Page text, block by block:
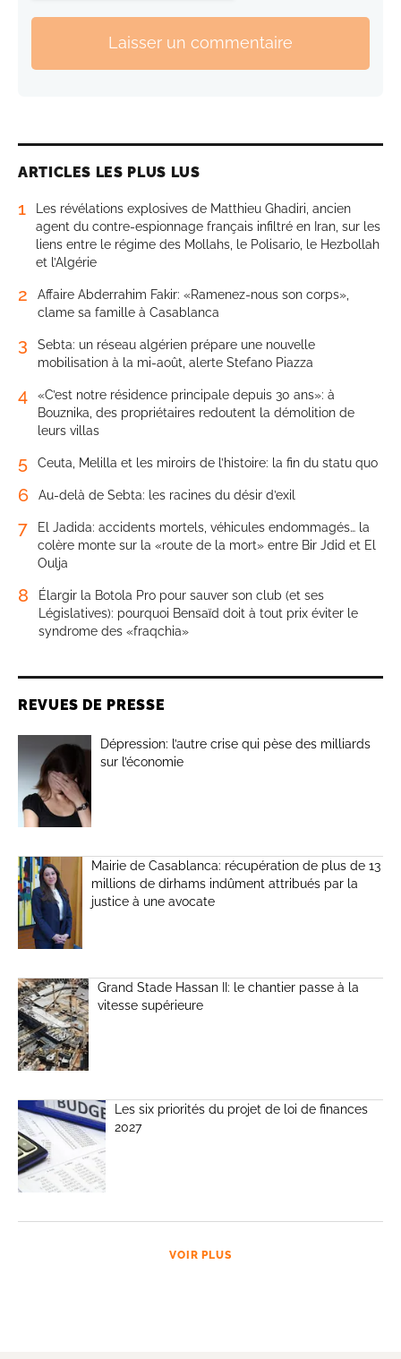
Laisser un commentaire
ARTICLES LES PLUS LUS
1
Les révélations explosives de Matthieu Ghadiri, ancien
agent du contre-espionnage français infiltré en Iran, sur les
liens entre le régime des Mollahs, le Polisario, le Hezbollah
et l’Algérie
2
Affaire Abderrahim Fakir: «Ramenez-nous son corps»,
clame sa famille à Casablanca
3
Sebta: un réseau algérien prépare une nouvelle
mobilisation à la mi-août, alerte Stefano Piazza
4
«C’est notre résidence principale depuis 30 ans»: à
Bouznika, des propriétaires redoutent la démolition de
leurs villas
5 Ceuta, Melilla et les miroirs de l’histoire: la fin du statu quo
6 Au-delà de Sebta: les racines du désir d’exil
7
El Jadida: accidents mortels, véhicules endommagés… la
colère monte sur la «route de la mort» entre Bir Jdid et El
Oulja
8
Élargir la Botola Pro pour sauver son club (et ses
Législatives): pourquoi Bensaïd doit à tout prix éviter le
syndrome des «fraqchia»
REVUES DE PRESSE
Dépression: l’autre crise qui pèse des milliards
sur l’économie
Mairie de Casablanca: récupération de plus de 13
millions de dirhams indûment attribués par la
justice à une avocate
Grand Stade Hassan II: le chantier passe à la
vitesse supérieure
Les six priorités du projet de loi de finances
2027
VOIR PLUS